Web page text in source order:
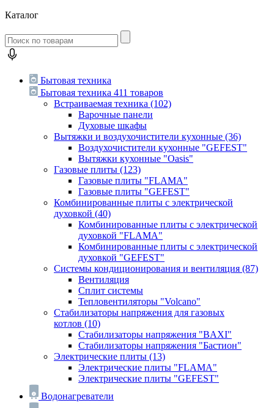
Каталог
Бытовая техника
Бытовая техника 411 товаров
Встраиваемая техника (102)
Варочные панели
Духовые шкафы
Вытяжки и воздухочистители кухонные (36)
Воздухочистители кухонные "GEFEST"
Вытяжки кухонные "Oasis"
Газовые плиты (123)
Газовые плиты "FLAMA"
Газовые плиты "GEFEST"
Комбинированные плиты с электрической
духовкой (40)
Комбинированные плиты с электрической
духовкой "FLAMA"
Комбинированные плиты с электрической
духовкой "GEFEST"
Системы кондиционирования и вентиляция (87)
Вентиляция
Сплит системы
Тепловентиляторы "Volcano"
Стабилизаторы напряжения для газовых
котлов (10)
Стабилизаторы напряжения "BAXI"
Стабилизаторы напряжения "Бастион"
Электрические плиты (13)
Электрические плиты "FLAMA"
Электрические плиты "GEFEST"
Водонагреватели